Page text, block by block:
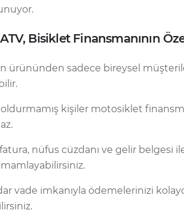
Bisiklet Finansmanının
ürününden sadece bireysel
doldurmamış kişiler motosiklet
nüfus cüzdanı ve gelir belgesi
vade imkanıyla ödemelerinizi